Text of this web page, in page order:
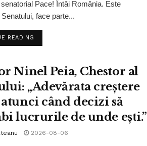
Pace! Întâi România. Este
face parte...
READING
Ninel Peia, Chestor al
„Adevărata creștere
când decizi să
lucrurile de unde ești.”
2026-08-06